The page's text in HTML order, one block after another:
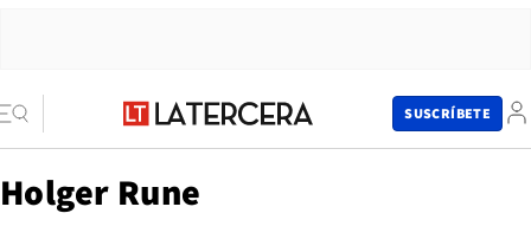
SUSCRÍBETE
Holger Rune